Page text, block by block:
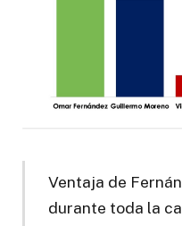
Ventaja de
durante toda la